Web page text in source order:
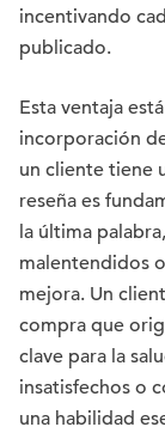
incentivando
publicado.
Esta ventaja
incorporación
un cliente tiene
reseña es
la última
malentendidos
mejora. Un
compra que
clave para la
insatisfechos o
una habilidad